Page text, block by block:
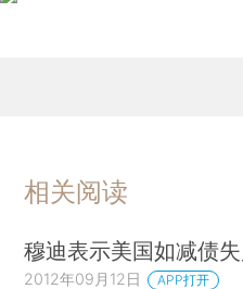
相关阅读
穆迪表示美国如减债
2012年09月12日 APP打开